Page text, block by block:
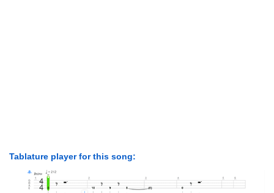
Tablature player for this song: